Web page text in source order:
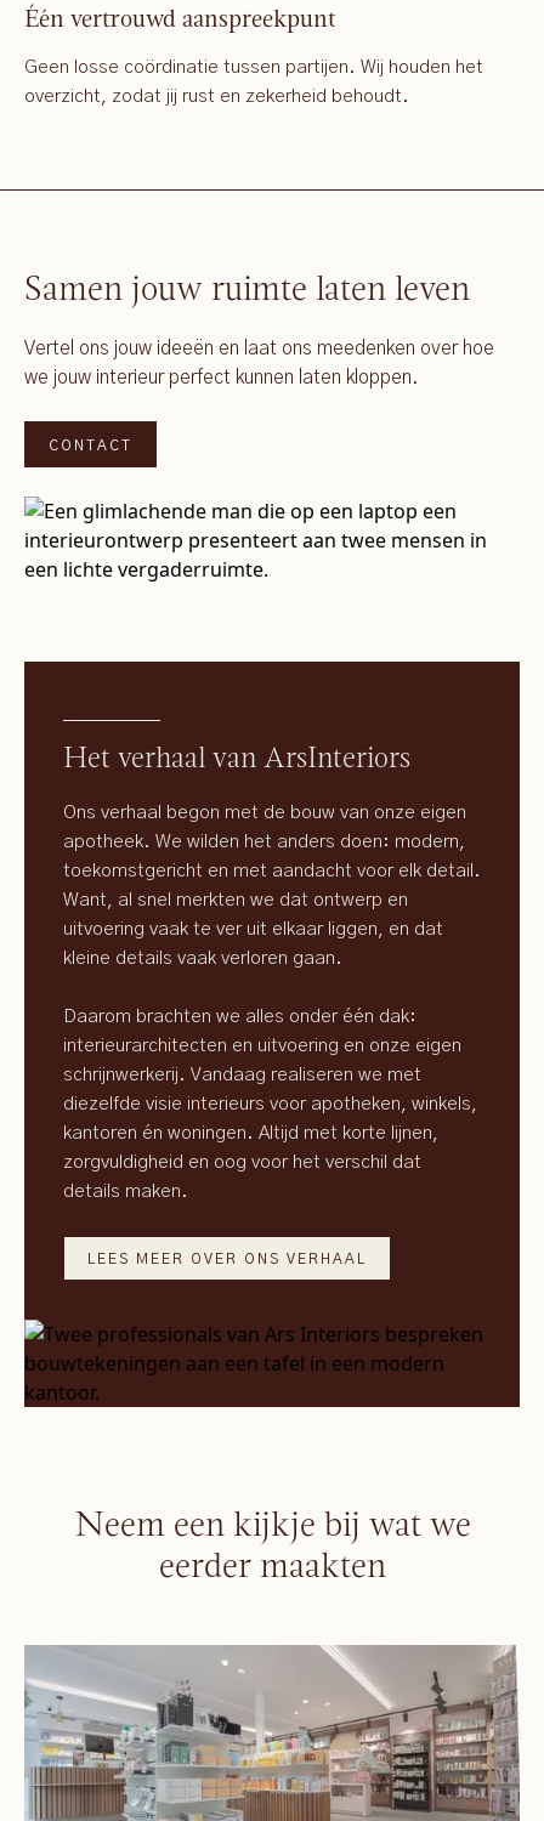
Één vertrouwd aanspreekpunt
Geen losse coördinatie tussen partijen. Wij houden het
overzicht, zodat jij rust en zekerheid behoudt.
Samen jouw ruimte laten leven
Vertel ons jouw ideeën en laat ons meedenken over hoe
we jouw interieur perfect kunnen laten kloppen.
CONTACT
Het verhaal van ArsInteriors
Ons verhaal begon met de bouw van onze eigen
apotheek. We wilden het anders doen: modern,
toekomstgericht en met aandacht voor elk detail.
Want, al snel merkten we dat ontwerp en
uitvoering vaak te ver uit elkaar liggen, en dat
kleine details vaak verloren gaan.
Daarom brachten we alles onder één dak:
interieurarchitecten en uitvoering en onze eigen
schrijnwerkerij. Vandaag realiseren we met
diezelfde visie interieurs voor apotheken, winkels,
kantoren én woningen. Altijd met korte lijnen,
zorgvuldigheid en oog voor het verschil dat
details maken.
LEES MEER OVER ONS VERHAAL
Neem een kijkje bij wat we
eerder maakten